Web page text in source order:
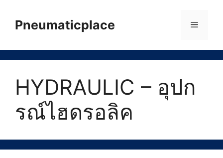
contentPneumaticplace Menu
HYDRAULIC – อุปก
รณ์ไฮดรอลิค